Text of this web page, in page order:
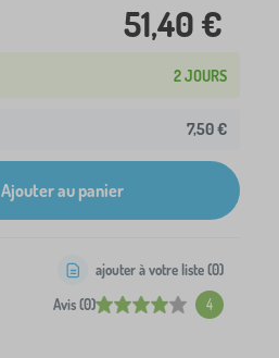
51,40 €
2 JOURS
7,50 €
Ajouter au panier
Avis (0) 4
ajouter à votre liste (0)